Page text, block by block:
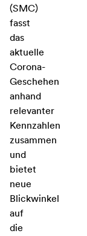
(SMC)
fasst
das
aktuelle
Corona-
Geschehen
anhand
relevanter
Kennzahlen
zusammen
und
bietet
neue
Blickwinkel
auf
die